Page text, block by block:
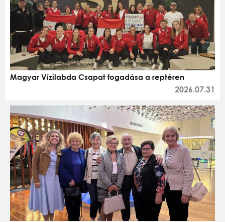
Magyar Vízilabda Csapat fogadása a reptéren
2026.07.31